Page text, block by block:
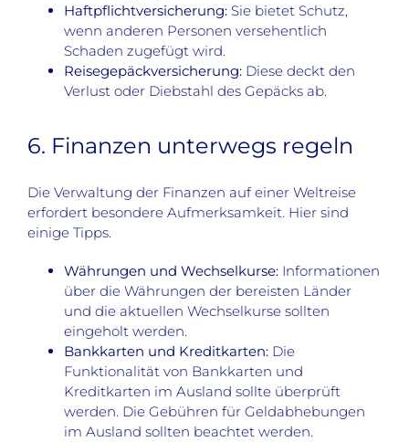
Haftpflichtversicherung:Sie bietet Schutz,
wenn anderen Personen versehentlich
Schaden zugefügt wird.
Reisegepäckversicherung:Diese deckt den
Verlust oder Diebstahl des Gepäcks ab.
6. Finanzen unterwegs regeln
Die Verwaltung der Finanzen auf einer Weltreise
erfordert besondere Aufmerksamkeit. Hier sind
einige Tipps.
Währungen und Wechselkurse:Informationen
über die Währungen der bereisten Länder
und die aktuellen Wechselkurse sollten
eingeholt werden.
Bankkarten und Kreditkarten: Die
Funktionalität von Bankkarten und
Kreditkarten im Ausland sollte überprüft
werden. Die Gebühren für Geldabhebungen
im Ausland sollten beachtet werden.